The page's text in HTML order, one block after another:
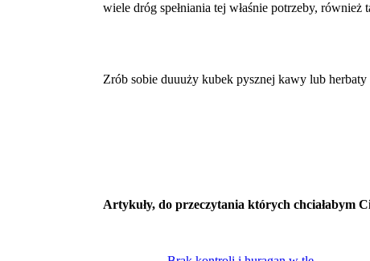
wiele dróg spełniania tej właśnie potrzeby,
Zrób sobie duuuży kubek pysznej kawy lub
Artykuły, do przeczytania których chciałabym